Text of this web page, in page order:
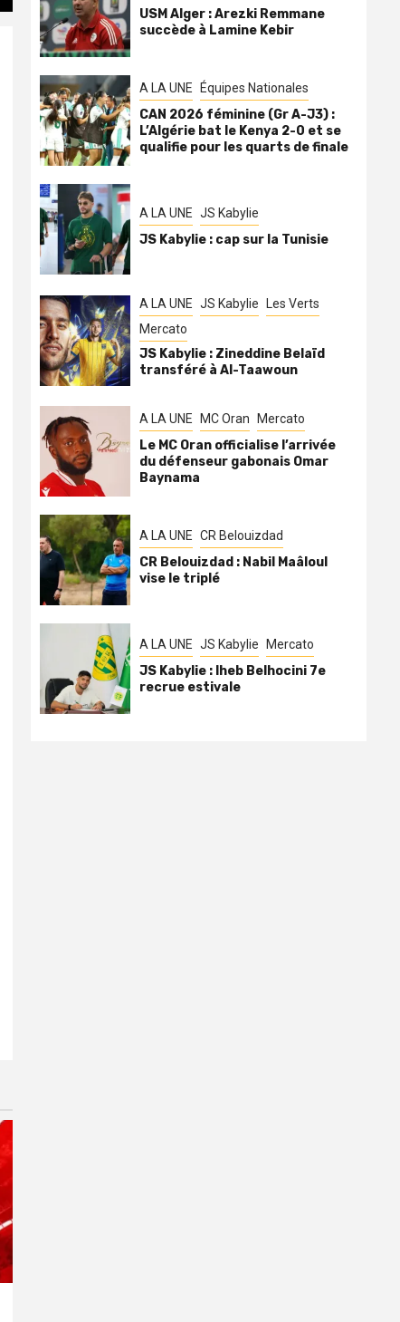
USM Alger : Arezki Remmane
succède à Lamine Kebir
A LA UNE Équipes Nationales
CAN 2026 féminine (Gr A-J3) :
L’Algérie bat le Kenya 2-0 et se
qualifie pour les quarts de finale
A LA UNE JS Kabylie
JS Kabylie : cap sur la Tunisie
A LA UNE JS Kabylie
Les Verts
Mercato
JS Kabylie : Zineddine Belaïd
transféré à Al-Taawoun
A LA UNE MC Oran Mercato
Le MC Oran officialise l’arrivée
du défenseur gabonais Omar
Baynama
A LA UNE CR Belouizdad
CR Belouizdad : Nabil Maâloul
vise le triplé
A LA UNE JS Kabylie Mercato
JS Kabylie : Iheb Belhocini 7e
recrue estivale